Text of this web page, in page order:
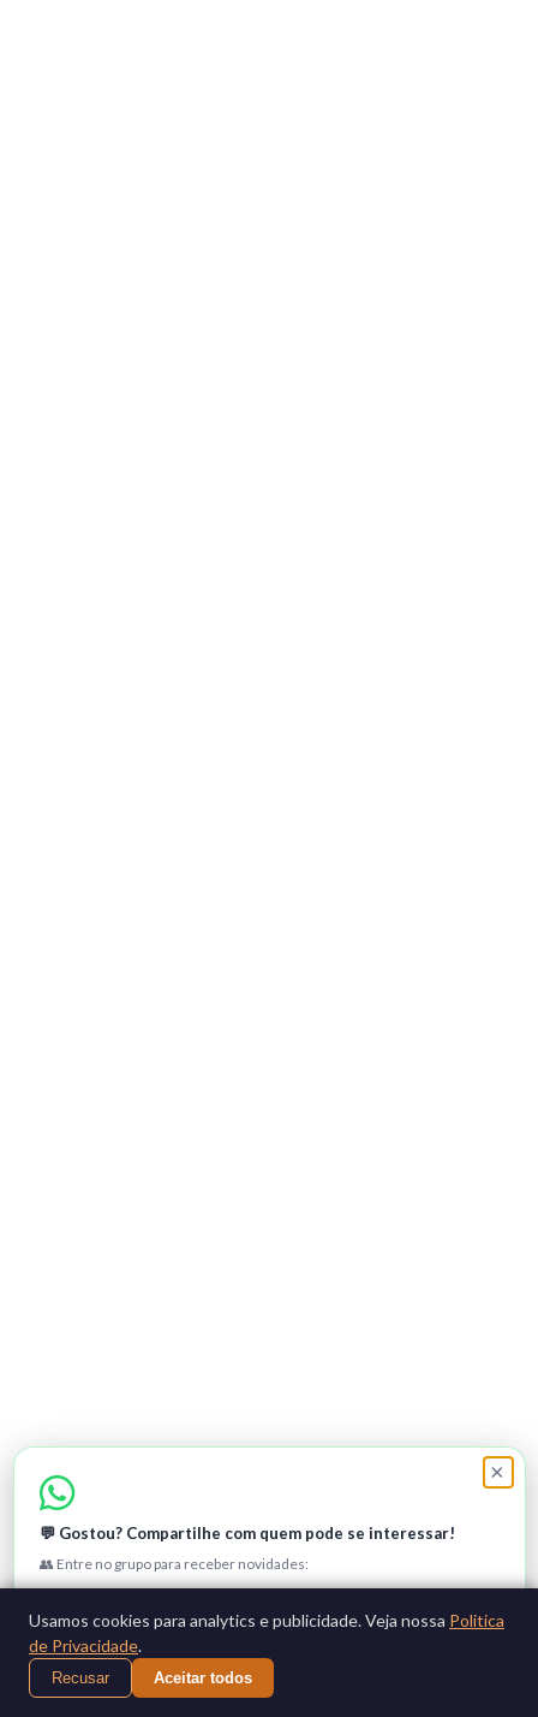
×
💬 Gostou? Compartilhe com quem pode se interessar!
👥 Entre no grupo para receber novidades:
Entrar no grupo
Não, obrigado
Usamos cookies para analytics e publicidade. Veja nossa Politica
de Privacidade.
Recusar Aceitar todos